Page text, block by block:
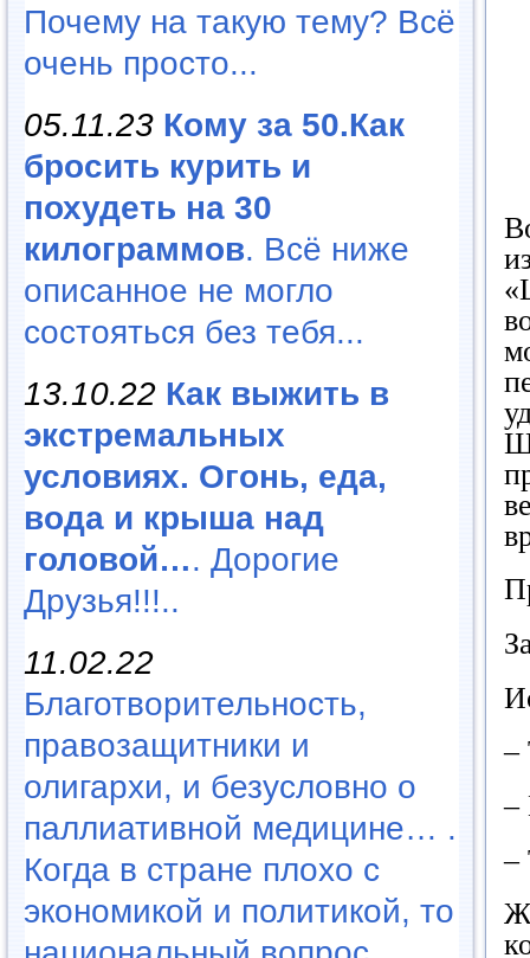
Почему на такую тему? Всё
очень просто...
05.11.23 Кому за 50.Как
бросить курить и
похудеть на 30
килограммов. Всё ниже
описанное не могло
состояться без тебя...
13.10.22 Как выжить в
экстремальных
условиях. Огонь, еда,
вода и крыша над
головой…. Дорогие
Друзья!!!..
11.02.22
Благотворительность,
правозащитники и
олигархи, и безусловно о
паллиативной медицине… .
Когда в стране плохо с
экономикой и политикой, то
–
–
–